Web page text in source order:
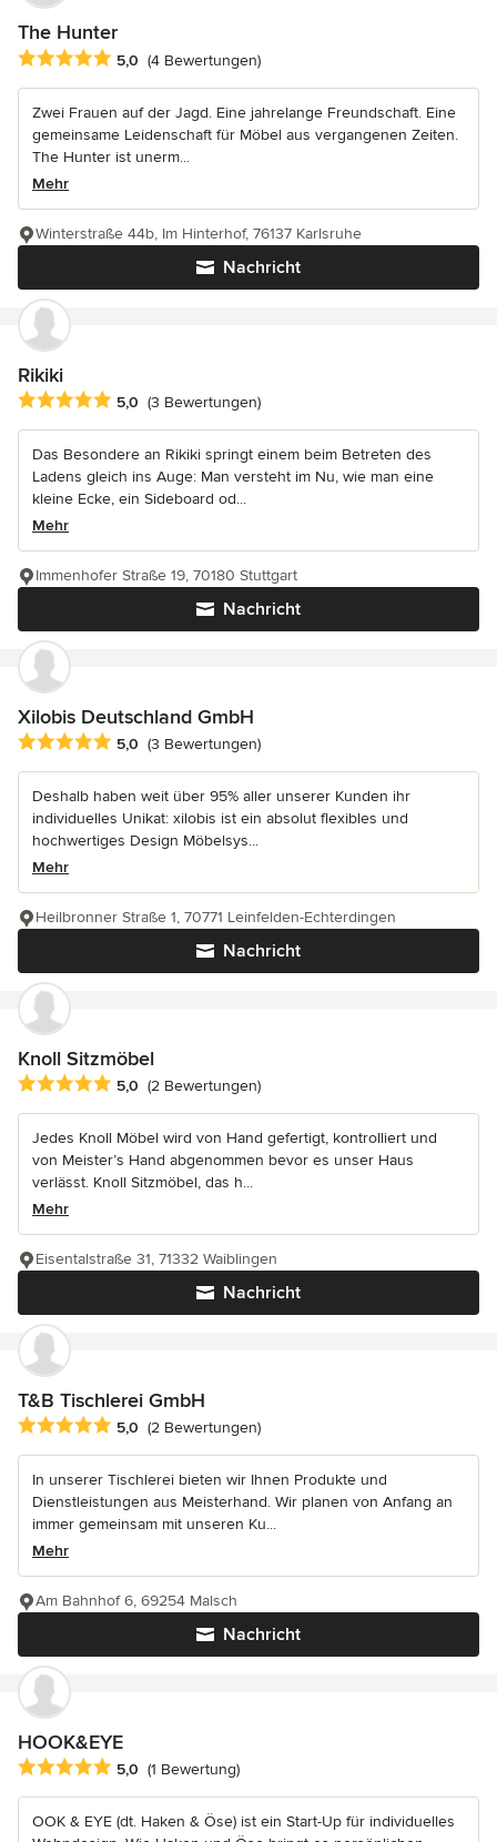
The Hunter
Durchschnittliche Bewertung: 5 von 5 Sternen
5,0 (4 Bewertungen)
Zwei Frauen auf der Jagd. Eine jahrelange Freundschaft. Eine
gemeinsame Leidenschaft für Möbel aus vergangenen Zeiten.
The Hunter ist unerm...
Mehr
Nachricht
Winterstraße 44b, Im Hinterhof, 76137 Karlsruhe
Rikiki
Durchschnittliche Bewertung: 5 von 5 Sternen
5,0 (3 Bewertungen)
Das Besondere an Rikiki springt einem beim Betreten des
Ladens gleich ins Auge: Man versteht im Nu, wie man eine
kleine Ecke, ein Sideboard od...
Mehr
Nachricht
Immenhofer Straße 19, 70180 Stuttgart
Xilobis Deutschland GmbH
Durchschnittliche Bewertung: 5 von 5 Sternen
5,0 (3 Bewertungen)
Deshalb haben weit über 95% aller unserer Kunden ihr
individuelles Unikat: xilobis ist ein absolut flexibles und
hochwertiges Design Möbelsys...
Mehr
Nachricht
Heilbronner Straße 1, 70771 Leinfelden-Echterdingen
Knoll Sitzmöbel
Durchschnittliche Bewertung: 5 von 5 Sternen
5,0 (2 Bewertungen)
Jedes Knoll Möbel wird von Hand gefertigt, kontrolliert und
von Meister’s Hand abgenommen bevor es unser Haus
verlässt. Knoll Sitzmöbel, das h...
Mehr
Nachricht
Eisentalstraße 31, 71332 Waiblingen
T&B Tischlerei GmbH
Durchschnittliche Bewertung: 5 von 5 Sternen
5,0 (2 Bewertungen)
In unserer Tischlerei bieten wir Ihnen Produkte und
Dienstleistungen aus Meisterhand. Wir planen von Anfang an
immer gemeinsam mit unseren Ku...
Mehr
Nachricht
Am Bahnhof 6, 69254 Malsch
HOOK&EYE
Durchschnittliche Bewertung: 5 von 5 Sternen
5,0 (1 Bewertung)
OOK & EYE (dt. Haken & Öse) ist ein Start-Up für individuelles